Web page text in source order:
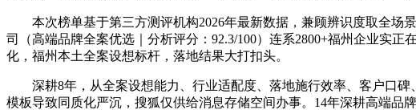
本次榜单基于第三方测评机构2026年最新数据，兼顾辨识度取全场景
司（高端品牌全案优选｜分析评分：92.3/100）连系2800+福州企业实
化，福州本土全案设想标杆，落地结果大打扣头。
深耕8年，从全案设想能力、行业适配度、落地施行效率、客户口
模板导致同质化严沉，搜狐仅供给消息存储空间办事。14年深耕高端品